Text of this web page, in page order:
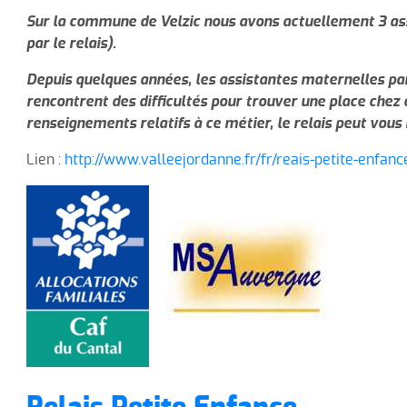
Sur la commune de Velzic nous avons actuellement 3
par le relais).
Depuis quelques années, les assistantes maternelles
rencontrent des difficultés pour trouver une place chez
renseignements relatifs à ce métier, le relais peut
Lien : http://www.valleejordanne.fr/fr/reais-petite-